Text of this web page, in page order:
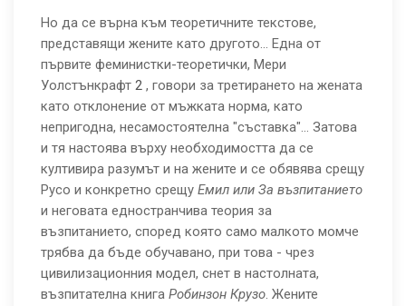
Но да се върна към теоретичните текстове,
представящи жените като другото... Една от
първите феминистки-теоретички, Мери
Уолстънкрафт 2 , говори за третирането на жената
като отклонение от мъжката норма, като
непригодна, несамостоятелна "съставка"... Затова
и тя настоява върху необходимостта да се
култивира разумът и на жените и се обявява срещу
Русо и конкретно срещу Емил или За възпитанието
и неговата едностранчива теория за
възпитанието, според която само малкото момче
трябва да бъде обучавано, при това - чрез
цивилизационния модел, снет в настолната,
възпитателна книга Робинзон Крузо. Жените